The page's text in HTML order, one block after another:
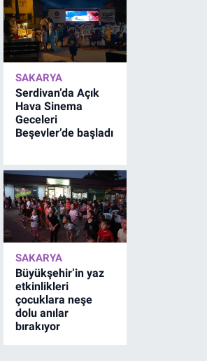
SAKARYA
Serdivan’da Açık
Hava Sinema
Geceleri
Beşevler’de başladı
SAKARYA
Büyükşehir’in yaz
etkinlikleri
çocuklara neşe
dolu anılar
bırakıyor